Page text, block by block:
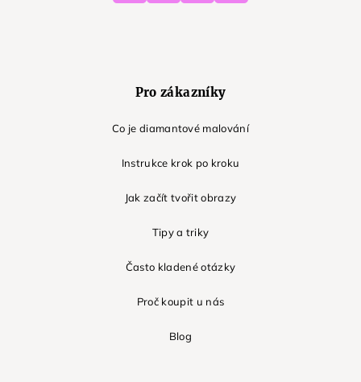
Pro zákazníky
Co je diamantové malování
Instrukce krok po kroku
Jak začít tvořit obrazy
Tipy a triky
Často kladené otázky
Proč koupit u nás
Blog